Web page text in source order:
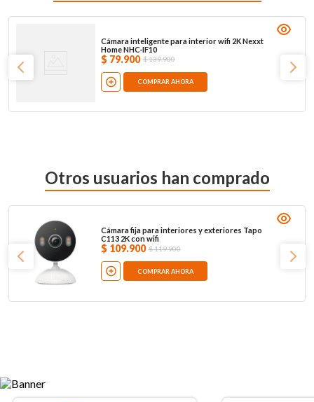
Cámara inteligente para interior wifi 2K Nexxt
Home NHC-IF10
$ 79.900 $139.900
COMPRAR AHORA
Otros usuarios han comprado
Cámara fija para interiores y exteriores Tapo
C113 2K con wifi
$ 109.900 $119.900
COMPRAR AHORA